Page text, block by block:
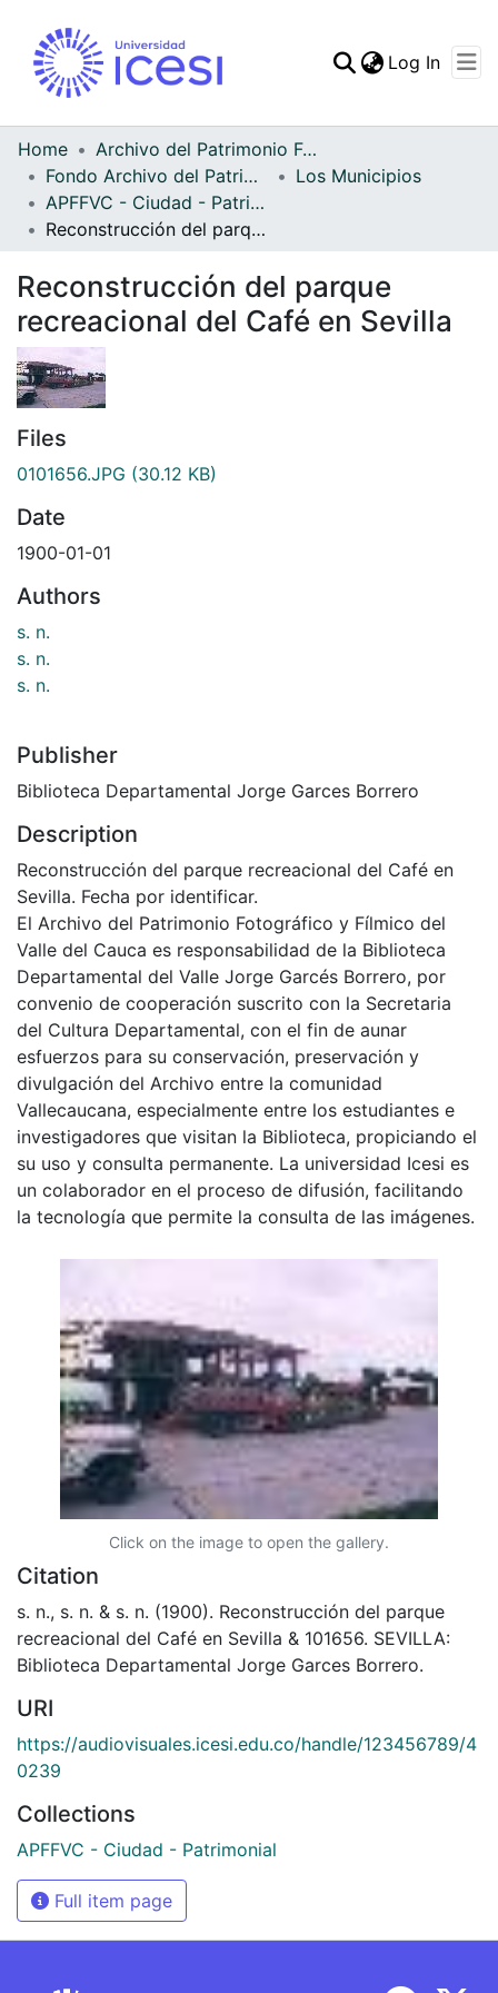
Statistics
Log In
Home
Archivo del Patrimonio Fotográfico y Fílmico del Valle del Cauca
Fondo Archivo del Patrimonio Fotográfico y Fílmico del Valle del Cauca
Los Municipios
APFFVC - Ciudad - Patrimonial
Reconstrucción del parque recreacional del Café en Sevilla
Reconstrucción del parque
recreacional del Café en Sevilla
Files
0101656.JPG (30.12 KB)
Date
1900-01-01
Authors
s. n.
s. n.
s. n.
Publisher
Biblioteca Departamental Jorge Garces Borrero
Description
Reconstrucción del parque recreacional del Café en
Sevilla. Fecha por identificar.
El Archivo del Patrimonio Fotográfico y Fílmico del
Valle del Cauca es responsabilidad de la Biblioteca
Departamental del Valle Jorge Garcés Borrero, por
convenio de cooperación suscrito con la Secretaria
del Cultura Departamental, con el fin de aunar
esfuerzos para su conservación, preservación y
divulgación del Archivo entre la comunidad
Vallecaucana, especialmente entre los estudiantes e
investigadores que visitan la Biblioteca, propiciando el
su uso y consulta permanente. La universidad Icesi es
un colaborador en el proceso de difusión, facilitando
la tecnología que permite la consulta de las imágenes.
Click on the image to open the gallery.
Citation
s. n., s. n. & s. n. (1900). Reconstrucción del parque
recreacional del Café en Sevilla & 101656. SEVILLA:
Biblioteca Departamental Jorge Garces Borrero.
URI
https://audiovisuales.icesi.edu.co/handle/123456789/4
0239
Collections
APFFVC - Ciudad - Patrimonial
Full item page